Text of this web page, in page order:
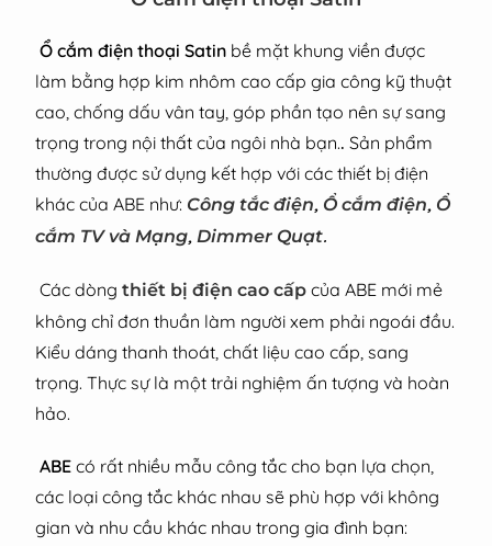
Ổ cắm điện thoại Satin bề mặt khung viền được
làm bằng hợp kim nhôm cao cấp gia công kỹ thuật
cao, chống dấu vân tay, góp phần tạo nên sự sang
trọng trong nội thất của ngôi nhà bạn..Sản phẩm
thường được sử dụng kết hợp với các thiết bị điện
khác của ABE như: Công tắc điện, Ổ cắm điện, Ổ
cắm TV và Mạng, Dimmer Quạt.
Các dòng thiết bị điện cao cấp của ABE mới mẻ
không chỉ đơn thuần làm người xem phải ngoái đầu.
Kiểu dáng thanh thoát, chất liệu cao cấp, sang
trọng. Thực sự là một trải nghiệm ấn tượng và hoàn
hảo.
ABE có rất nhiều mẫu công tắc cho bạn lựa chọn,
các loại công tắc khác nhau sẽ phù hợp với không
gian và nhu cầu khác nhau trong gia đình bạn: